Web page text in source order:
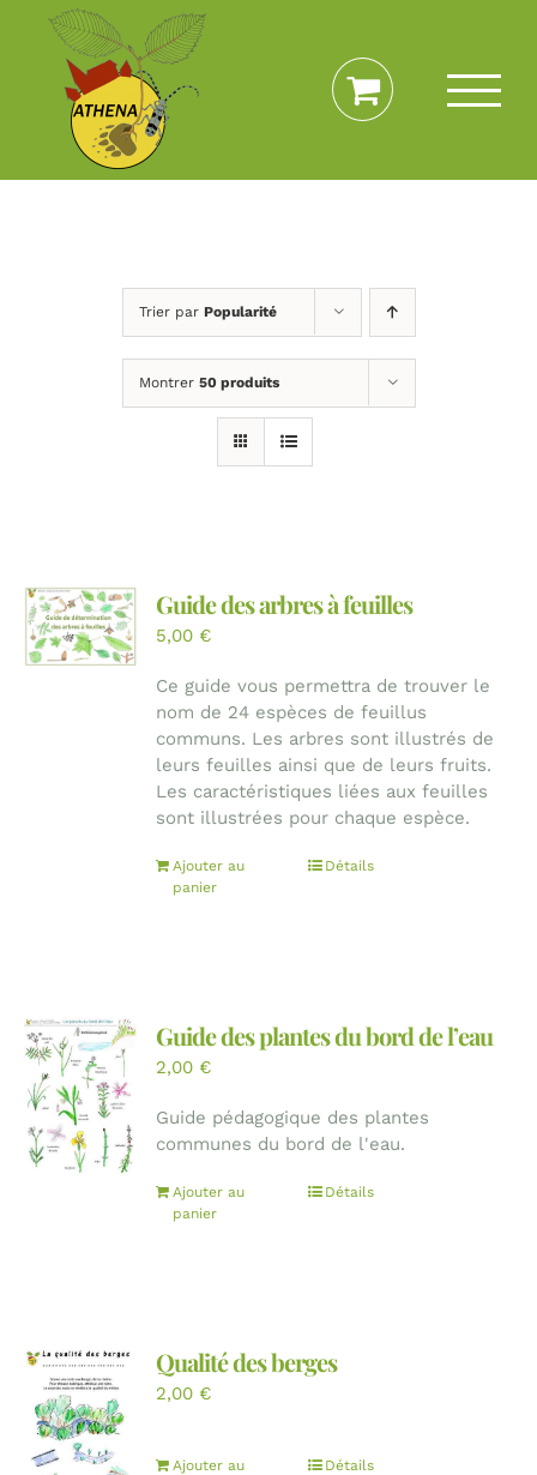
Passer
contenu
Trier par Popularité
Montrer 50 produits
Guide des arbres à feuilles
5,00 €
Ce guide vous permettra de trouver le
nom de 24 espèces de feuillus
communs. Les arbres sont illustrés de
leurs feuilles ainsi que de leurs fruits.
Les caractéristiques liées aux feuilles
sont illustrées pour chaque espèce.
Ajouter au
panier
Détails
Guide des plantes du bord de l’eau
2,00 €
Guide pédagogique des plantes
communes du bord de l'eau.
Ajouter au
panier
Détails
Qualité des berges
2,00 €
Ajouter au
Détails